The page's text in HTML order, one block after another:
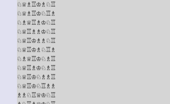
♘♕♗♖♔♗♘♖
♘♕♗♖♔♘♖♗
♘♗♕♖♗♔♘♖
♘♕♖♗♗♔♘♖
♘♕♖♔♗♗♘♖
♘♕♖♔♗♘♖♗
♘♗♕♖♔♘♗♖
♘♕♖♗♔♘♗♖
♘♕♖♔♘♗♗♖
♘♕♖♔♘♖♗♗
♗♗♘♖♕♔♘♖